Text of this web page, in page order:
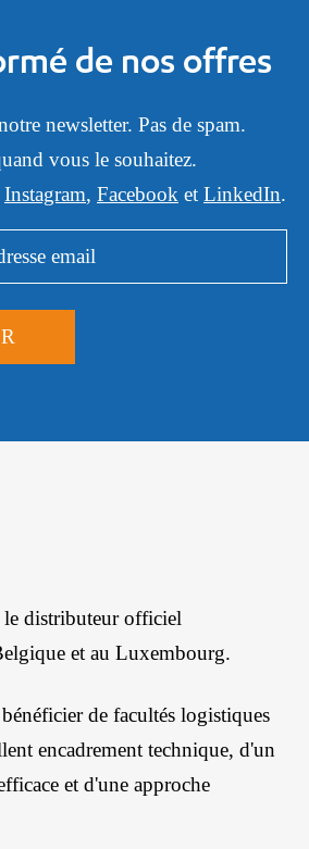
de nos offres
newsletter. Pas de spam.
vous le souhaitez.
Instagram, Facebook et LinkedIn.
le distributeur officiel
et au Luxembourg.
bénéficier de facultés logistiques
encadrement technique, d'un
et d'une approche